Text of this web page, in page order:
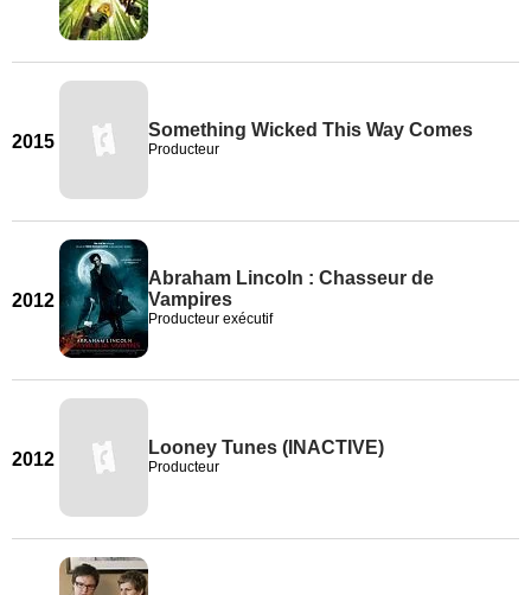
2015
Something Wicked This Way Comes
Producteur
2012
Abraham Lincoln : Chasseur de
Vampires
Producteur exécutif
2012
Looney Tunes (INACTIVE)
Producteur